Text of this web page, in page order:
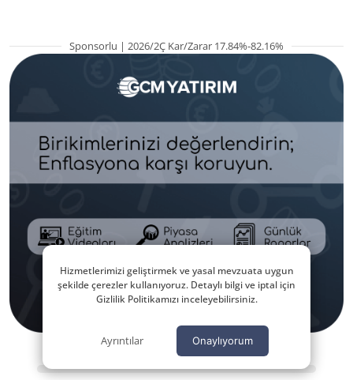
Sponsorlu | 2026/2Ç Kar/Zarar 17.84%-82.16%
Hizmetlerimizi geliştirmek ve yasal mevzuata uygun
şekilde çerezler kullanıyoruz. Detaylı bilgi ve iptal için
Gizlilik Politikamızı inceleyebilirsiniz.
Ayrıntılar Onaylıyorum